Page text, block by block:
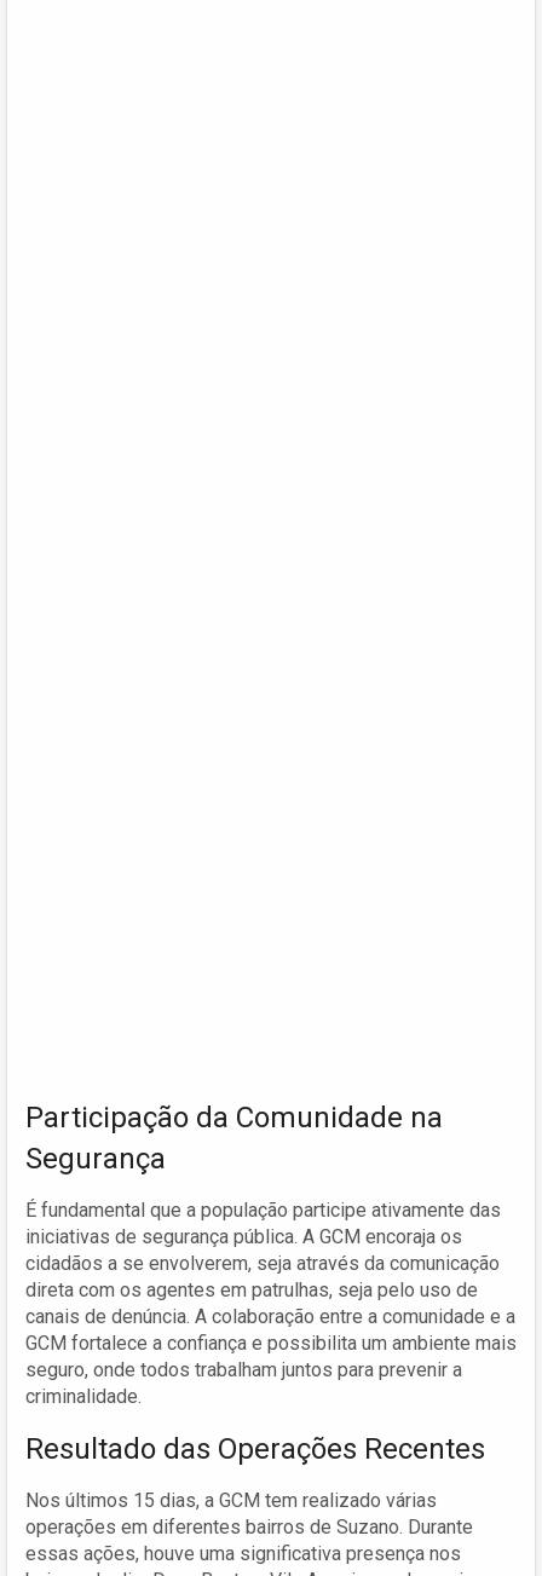
Participação da Comunidade na
Segurança
É fundamental que a população participe ativamente das
iniciativas de segurança pública. A GCM encoraja os
cidadãos a se envolverem, seja através da comunicação
direta com os agentes em patrulhas, seja pelo uso de
canais de denúncia. A colaboração entre a comunidade e a
GCM fortalece a confiança e possibilita um ambiente mais
seguro, onde todos trabalham juntos para prevenir a
criminalidade.
Resultado das Operações Recentes
Nos últimos 15 dias, a GCM tem realizado várias
operações em diferentes bairros de Suzano. Durante
essas ações, houve uma significativa presença nos